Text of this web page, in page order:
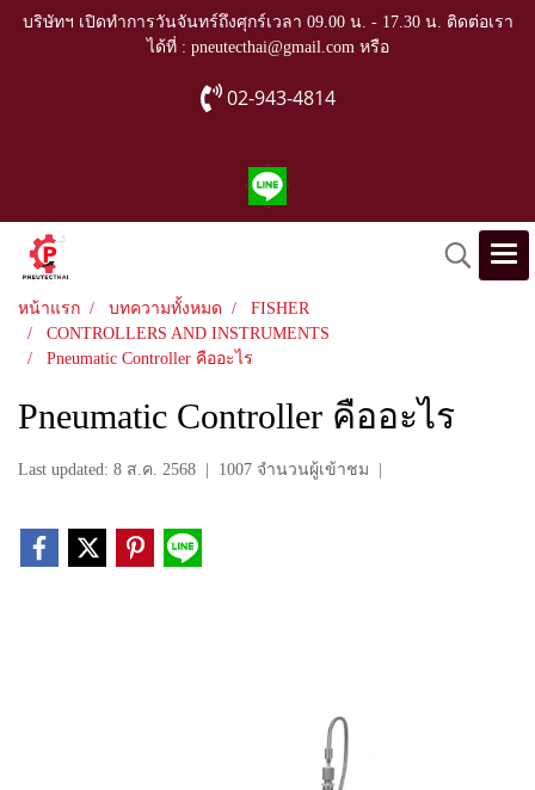
บริษัทฯ เปิดทำการวันจันทร์ถึงศุกร์เวลา 09.00 น. - 17.30 น. ติดต่อเรา
ได้ที่ : pneutecthai@gmail.com หรือ
02-943-4814
หน้าแรก บทความทั้งหมด
FISHER
CONTROLLERS AND INSTRUMENTS
Pneumatic Controller คืออะไร
Pneumatic Controller คืออะไร
Last updated: 8 ส.ค. 2568 1007 จำนวนผู้เข้าชม